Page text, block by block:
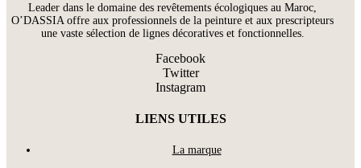
Leader dans le domaine des revêtements écologiques au Maroc,
O’DASSIA offre aux professionnels de la peinture et aux prescripteurs
une vaste sélection de lignes décoratives et fonctionnelles.
Facebook
Twitter
Instagram
LIENS UTILES
La marque